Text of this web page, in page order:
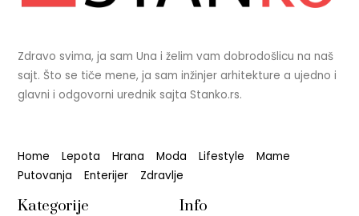
Zdravo svima, ja sam Una i želim vam dobrodošlicu na naš
sajt. Što se tiče mene, ja sam inžinjer arhitekture a ujedno i
glavni i odgovorni urednik sajta Stanko.rs.
Home Lepota Hrana Moda Lifestyle
Mame
Putovanja
Enterijer Zdravlje
Kategorije Info